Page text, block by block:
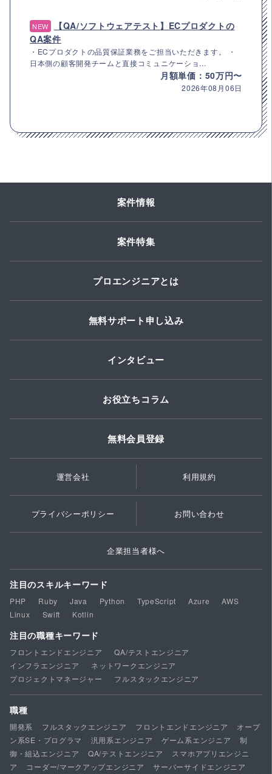
NEW
【QA/ソフトウェアテスト】ECプロダクトの
QA案件
・ECプロダクトの品質保証業務をご担当いただきます。 ・
日本側の顧客開発チームと直接コミュニケーショ...
月額単価：50万円〜
2026年08月06日
案件情報
案件特集
プロエンジニアとは
無料サポート申し込み
インタビュー
お役立ちコラム
無料会員登録
運営会社 利用規約
プライバシーポリシー お問い合わせ
企業担当者様へ
注目のスキルキーワード
PHP Ruby Java Python TypeScript Azure
AWS
Linux
Swift Kotlin
注目の職種キーワード
フロントエンドエンジニア
QA/テストエンジニア
インフラエンジニア
ネットワークエンジニア
プロジェクトマネージャー
フルスタックエンジニア
職種
開発系 フルスタックエンジニア フロントエンドエンジニア
オープ
ン系SE・プログラマ
汎用系エンジニア ゲーム系エンジニア
制
御・組込エンジニア
QA/テストエンジニア
スマホアプリエンジニ
ア
コーダー/マークアップエンジニア
サーバーサイドエンジニア